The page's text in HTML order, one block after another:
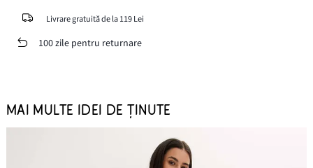
Livrare gratuită de la 119 Lei
100 zile pentru returnare
MAI MULTE IDEI DE ȚINUTE